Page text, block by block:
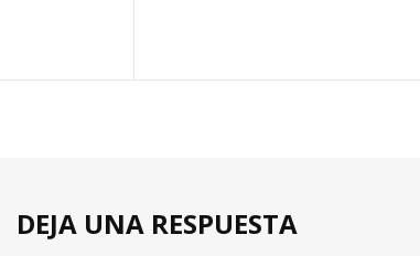
DEJA UNA RESPUESTA